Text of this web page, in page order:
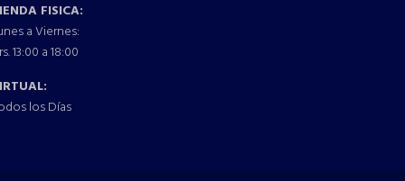
FISICA:
a Viernes:
13:00 a 18:00
los Días